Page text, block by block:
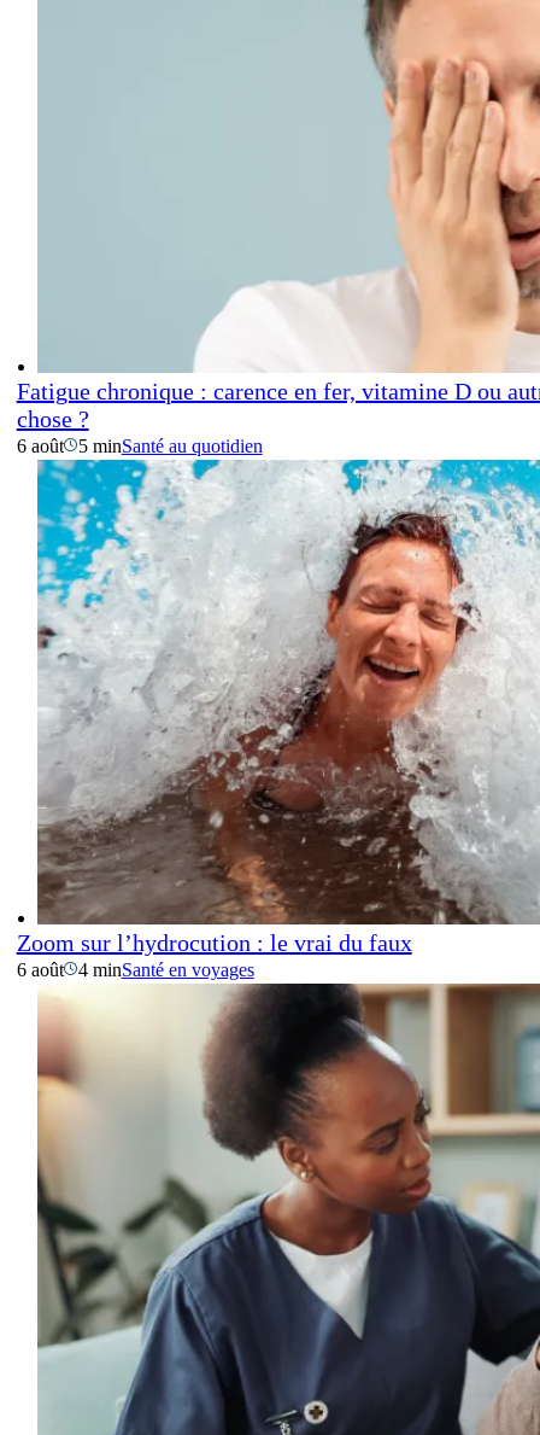
Fatigue chronique : carence en fer, vitamine D ou
chose ?
6 août 5 minSanté au quotidien
Zoom sur l’hydrocution : le vrai du faux
6 août 4 minSanté en voyages